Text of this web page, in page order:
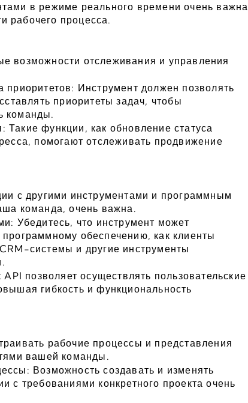
в режиме реального времени очень важна
рабочего процесса.
возможности отслеживания и управления
приоритетов: Инструмент должен позволять
приоритеты задач, чтобы
команды.
функции, как обновление статуса
помогают отслеживать продвижение
с другими инструментами и программным
команда, очень важна.
Убедитесь, что инструмент может
обеспечению, как клиенты
системы и другие инструменты
позволяет осуществлять пользовательские
гибкость и функциональность
рабочие процессы и представления
вашей команды.
Возможность создавать и изменять
с требованиями конкретного проекта очень